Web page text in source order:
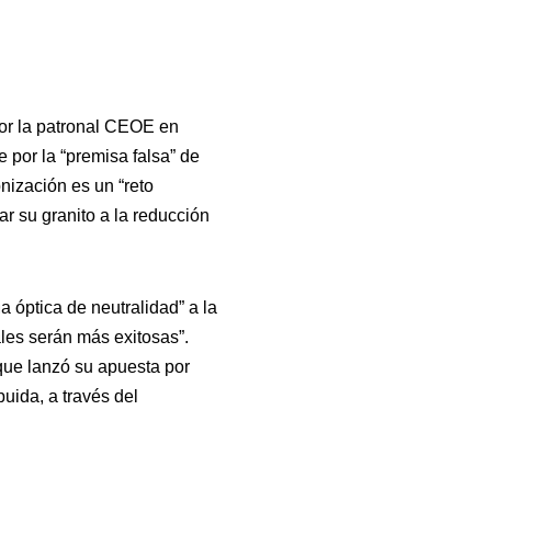
la patronal CEOE en
la “premisa falsa” de
es un “reto
su granito a la reducción
óptica de neutralidad” a la
serán más exitosas”.
lanzó su apuesta por
a través del